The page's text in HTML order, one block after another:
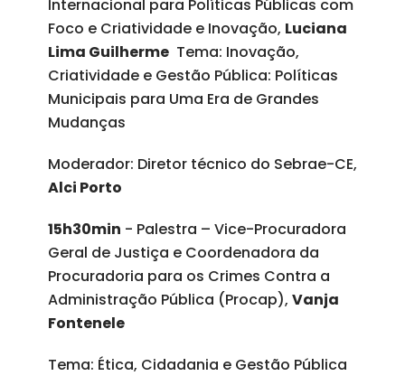
Internacional para Políticas Públicas com
Foco e Criatividade e Inovação, Luciana
Lima GuilhermeTema: Inovação,
Criatividade e Gestão Pública: Políticas
Municipais para Uma Era de Grandes
Mudanças
Moderador: Diretor técnico do Sebrae-CE,
Alci Porto
15h30min - Palestra – Vice-Procuradora
Geral de Justiça e Coordenadora da
Procuradoria para os Crimes Contra a
Administração Pública (Procap), Vanja
Fontenele
Tema: Ética, Cidadania e Gestão Pública